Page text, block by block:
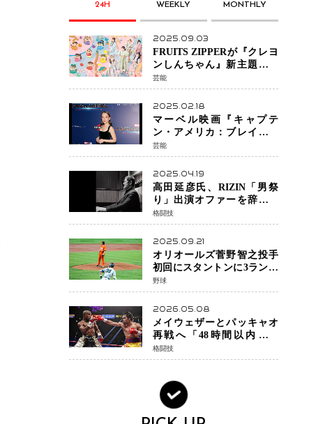
24H WEEKLY MONTHLY
2025.09.03
FRUITS ZIPPERが『クレヨ
ンしんちゃん』新主題歌を
担当
芸能
2025.02.18
マーベル映画『キャプテ
ン・アメリカ：ブレイブ・
ニュー・ワールド』 新ブラ
ック・ウィドウ役のシラ・
ハースとは！？
芸能
2025.04.19
高田延彦氏、RIZIN「男祭
り」出演オファーを辞退
統括本部長時代の役目「す
でに終えています」と明言
格闘技
2025.09.21
オリオールズ菅野智之投手
初回にスタントンに3ラン被
弾 3回6安打4失点で降板
野球
2026.05.08
メイウェザーとパッキャオ
再戦へ「48時間以内に決
着」公式戦かエキシビショ
ンか混迷続く
格闘技